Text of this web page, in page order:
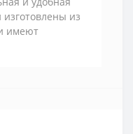
из
имеют